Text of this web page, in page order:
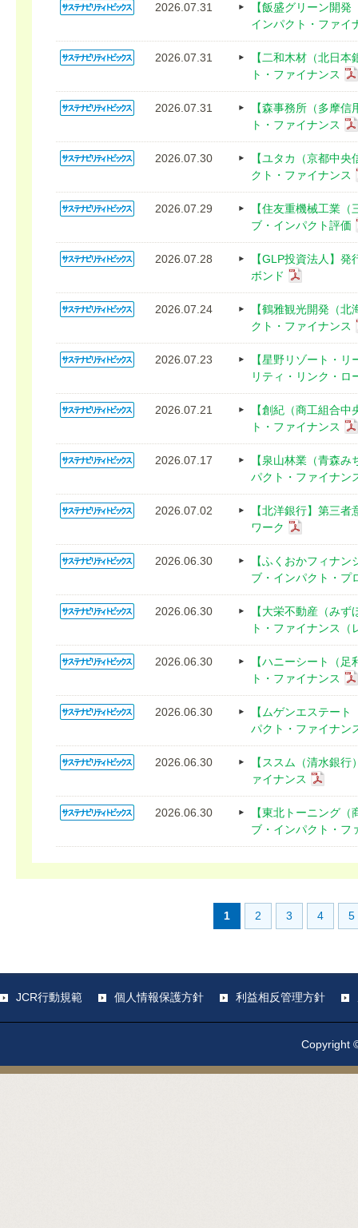
2026.07.31
【飯盛グリーン開
インパクト・ファイ
2026.07.31
【二和木材（北日
ト・ファイナンス
2026.07.31
【森事務所（多摩
ト・ファイナンス
2026.07.30
【ユタカ（京都中
クト・ファイナンス
2026.07.29
【住友重機械工業
ブ・インパクト評価
2026.07.28
【GLP投資法人】
ボンド
2026.07.24
【鶴雅観光開発（
クト・ファイナンス
2026.07.23
【星野リゾート・
リティ・リンク・ロ
2026.07.21
【創紀（商工組合
ト・ファイナンス
2026.07.17
【泉山林業（青森
パクト・ファイナン
2026.07.02
【北洋銀行】第三
ワーク
2026.06.30
【ふくおかフィナ
ブ・インパクト・プ
2026.06.30
【大栄不動産（み
ト・ファイナンス（
2026.06.30
【ハニーシート（
ト・ファイナンス
2026.06.30
【ムゲンエステー
パクト・ファイナン
2026.06.30
【ススム（清水銀
ァイナンス
2026.06.30
【東北トーニング
ブ・インパクト・フ
1 2 3 4 5
JCR行動規範 個人情報保護方針 利益相反管理方針
Copyright